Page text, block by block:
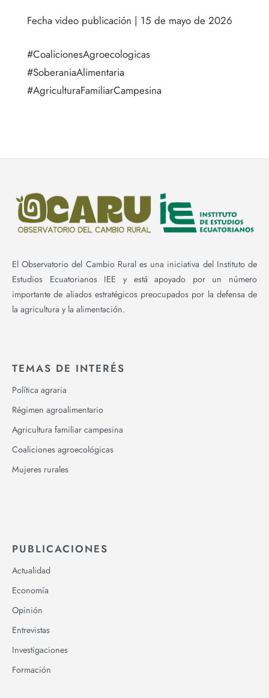
Fecha video publicación | 15 de mayo de 2026
#CoalicionesAgroecologicas
#SoberaniaAlimentaria
#AgriculturaFamiliarCampesina
El Observatorio del Cambio Rural es una iniciativa del Instituto de
Estudios Ecuatorianos IEE y está apoyado por un número
importante de aliados estratégicos preocupados por la defensa de
la agricultura y la alimentación.
TEMAS DE INTERÉS
Política agraria
Régimen agroalimentario
Agricultura familiar campesina
Coaliciones agroecológicas
Mujeres rurales
PUBLICACIONES
Actualidad
Economía
Opinión
Entrevistas
Investigaciones
Formación